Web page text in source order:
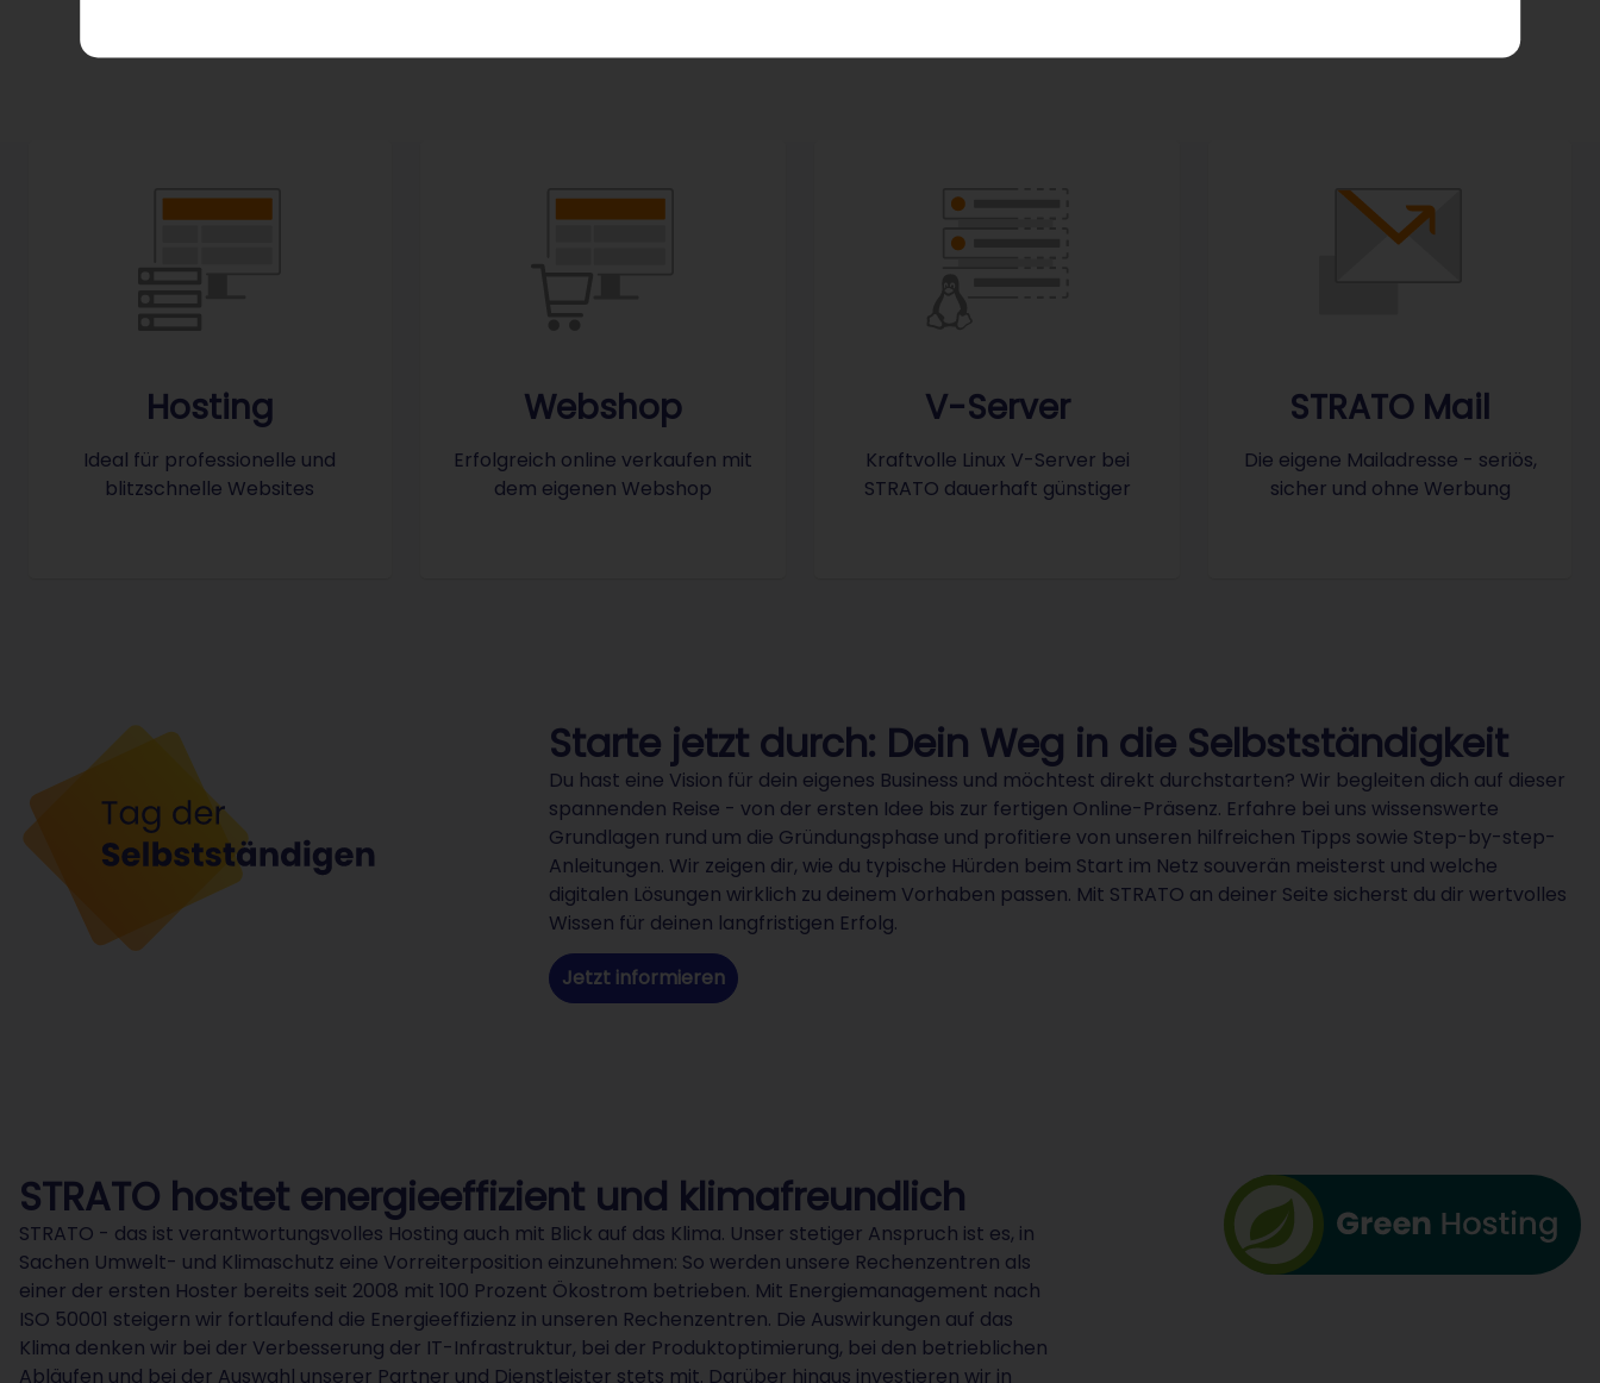
Hosting
Ideal für professionelle und
blitzschnelle Websites
Webshop
Erfolgreich online verkaufen mit
dem eigenen Webshop
V-Server
Kraftvolle Linux V-Server bei
STRATO dauerhaft günstiger
STRATO Mail
Die eigene Mailadresse - seriös,
sicher und ohne Werbung
Starte jetzt durch: Dein Weg in die Selbstständigkeit
Du hast eine Vision für dein eigenes Business und möchtest direkt durchstarten? Wir begleiten dich auf dieser
spannenden Reise - von der ersten Idee bis zur fertigen Online-Präsenz. Erfahre bei uns wissenswerte
Grundlagen rund um die Gründungsphase und profitiere von unseren hilfreichen Tipps sowie Step-by-step-
Anleitungen. Wir zeigen dir, wie du typische Hürden beim Start im Netz souverän meisterst und welche
digitalen Lösungen wirklich zu deinem Vorhaben passen. Mit STRATO an deiner Seite sicherst du dir wertvolles
Wissen für deinen langfristigen Erfolg.
Jetzt informieren
STRATO hostet energieeffizient und klimafreundlich
STRATO - das ist verantwortungsvolles Hosting auch mit Blick auf das Klima. Unser stetiger Anspruch ist es, in
Sachen Umwelt- und Klimaschutz eine Vorreiterposition einzunehmen: So werden unsere Rechenzentren als
einer der ersten Hoster bereits seit 2008 mit 100 Prozent Ökostrom betrieben. Mit Energiemanagement nach
ISO 50001 steigern wir fortlaufend die Energieeffizienz in unseren Rechenzentren. Die Auswirkungen auf das
Klima denken wir bei der Verbesserung der IT-Infrastruktur, bei der Produktoptimierung, bei den betrieblichen
Abläufen und bei der Auswahl unserer Partner und Dienstleister stets mit. Darüber hinaus investieren wir in